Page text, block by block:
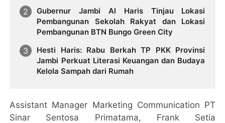
Gubernur Jambi Al Haris Tinjau Lokasi
Pembangunan Sekolah Rakyat dan Lokasi
Pembangunan BTN Bungo Green City
Hesti Haris: Rabu Berkah TP PKK Provinsi
Jambi Perkuat Literasi Keuangan dan Budaya
Kelola Sampah dari Rumah
Assistant Manager Marketing Communication PT
Sinar Sentosa Primatama, Frank Setia